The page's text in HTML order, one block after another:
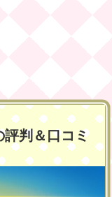
評判＆口コミ